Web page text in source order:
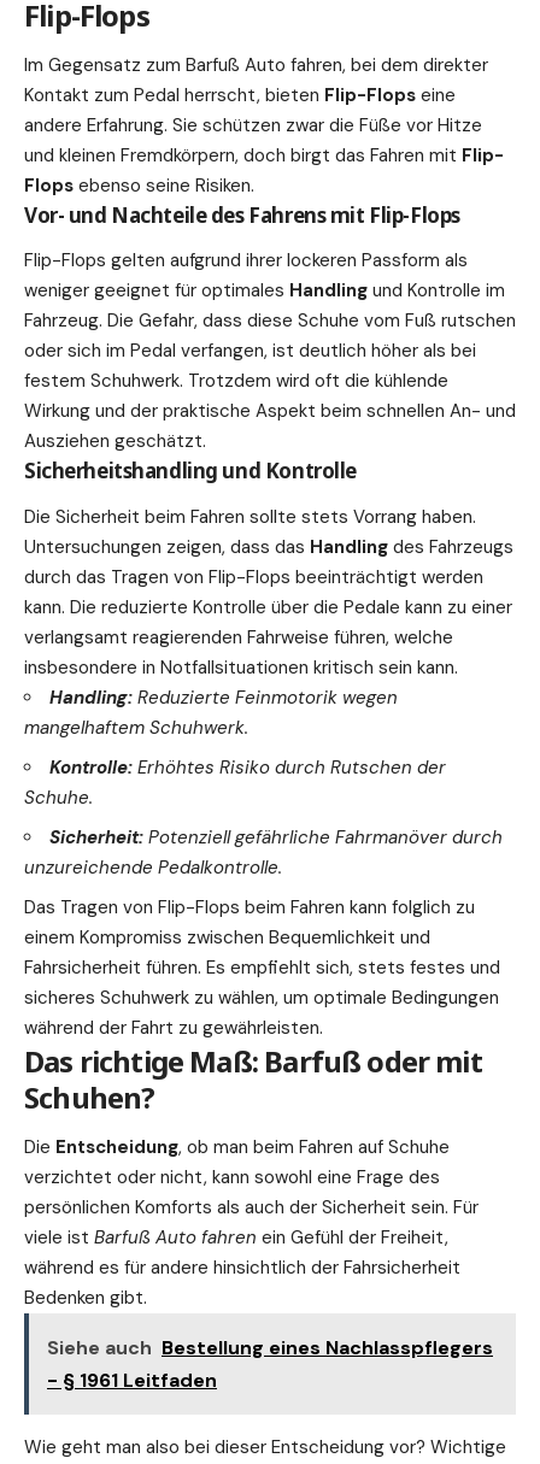
Flip-Flops
Im Gegensatz zum Barfuß Auto fahren, bei dem direkter
Kontakt zum Pedal herrscht, bieten Flip-Flops eine
andere Erfahrung. Sie schützen zwar die Füße vor Hitze
und kleinen Fremdkörpern, doch birgt das Fahren mit Flip-
Flops ebenso seine Risiken.
Vor- und Nachteile des Fahrens mit Flip-Flops
Flip-Flops gelten aufgrund ihrer lockeren Passform als
weniger geeignet für optimales Handling und Kontrolle im
Fahrzeug. Die Gefahr, dass diese Schuhe vom Fuß rutschen
oder sich im Pedal verfangen, ist deutlich höher als bei
festem Schuhwerk. Trotzdem wird oft die kühlende
Wirkung und der praktische Aspekt beim schnellen An- und
Ausziehen geschätzt.
Sicherheitshandling und Kontrolle
Die Sicherheit beim Fahren sollte stets Vorrang haben.
Untersuchungen zeigen, dass das Handling des Fahrzeugs
durch das Tragen von Flip-Flops beeinträchtigt werden
kann. Die reduzierte Kontrolle über die Pedale kann zu einer
verlangsamt reagierenden Fahrweise führen, welche
insbesondere in Notfallsituationen kritisch sein kann.
Handling: Reduzierte Feinmotorik wegen
mangelhaftem Schuhwerk.
Kontrolle: Erhöhtes Risiko durch Rutschen der
Schuhe.
Sicherheit: Potenziell gefährliche Fahrmanöver durch
unzureichende Pedalkontrolle.
Das Tragen von Flip-Flops beim Fahren kann folglich zu
einem Kompromiss zwischen Bequemlichkeit und
Fahrsicherheit führen. Es empfiehlt sich, stets festes und
sicheres Schuhwerk zu wählen, um optimale Bedingungen
während der Fahrt zu gewährleisten.
Das richtige Maß: Barfuß oder mit
Schuhen?
Die Entscheidung, ob man beim Fahren auf Schuhe
verzichtet oder nicht, kann sowohl eine Frage des
persönlichen Komforts als auch der Sicherheit sein. Für
viele ist Barfuß Auto fahren ein Gefühl der Freiheit,
während es für andere hinsichtlich der Fahrsicherheit
Bedenken gibt.
Siehe auch Bestellung eines Nachlasspflegers
- § 1961 Leitfaden
Wie geht man also bei dieser Entscheidung vor? Wichtige